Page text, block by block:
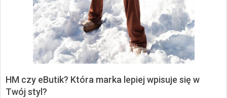
HM czy eButik? Która marka lepiej wpisuje się w
Twój styl?